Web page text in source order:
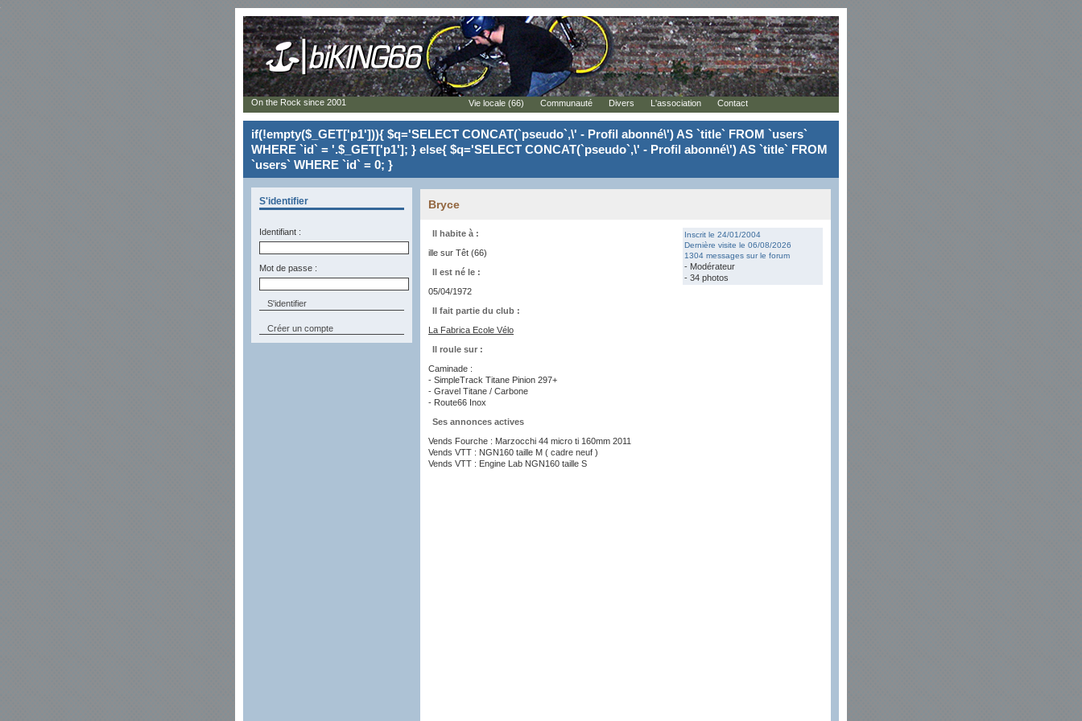
if(!empty($_GET['p1'])){ $q='SELECT CONCAT(`pseudo`,\' - Profil abonné\') AS `title` FROM `users`
WHERE `id` = '.$_GET['p1']; } else{ $q='SELECT CONCAT(`pseudo`,\' - Profil abonné\') AS `title` FROM
`users` WHERE `id` = 0; }
S'identifier
Identifiant :
Mot de passe :
Créer un compte
Bryce
Inscrit le 24/01/2004
Dernière visite le 06/08/2026
1304 messages sur le forum
- Modérateur
- 34 photos
Il habite à :
ille sur Têt (66)
Il est né le :
05/04/1972
Il fait partie du club :
La Fabrica Ecole Vélo
Il roule sur :
Caminade :
- SimpleTrack Titane Pinion 297+
- Gravel Titane / Carbone
- Route66 Inox
Ses annonces actives
Vends Fourche : Marzocchi 44 micro ti 160mm 2011
Vends VTT : NGN160 taille M ( cadre neuf )
Vends VTT : Engine Lab NGN160 taille S
On the Rock since 2001 Vie locale (66) Communauté Divers L'association Contact